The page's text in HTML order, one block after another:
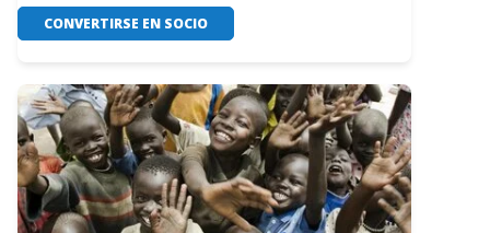
CONVERTIRSE EN SOCIO